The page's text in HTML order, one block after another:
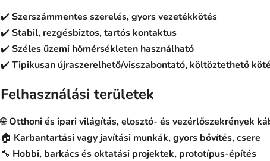
✔️ Szerszámmentes szerelés, gyors vezetékkötés
✔️ Stabil, rezgésbiztos, tartós kontaktus
✔️ Széles üzemi hőmérsékleten használható
✔️ Tipikusan újraszerelhető/visszabontató, költöztethető
Felhasználási területek
🌐Otthoni és ipari világítás, elosztó- és vezérlőszekrények
🏠 Karbantartási vagy javítási munkák, gyors bővítés, csere
🔧 Hobbi, barkács és oktatási projektek, prototípus-építés